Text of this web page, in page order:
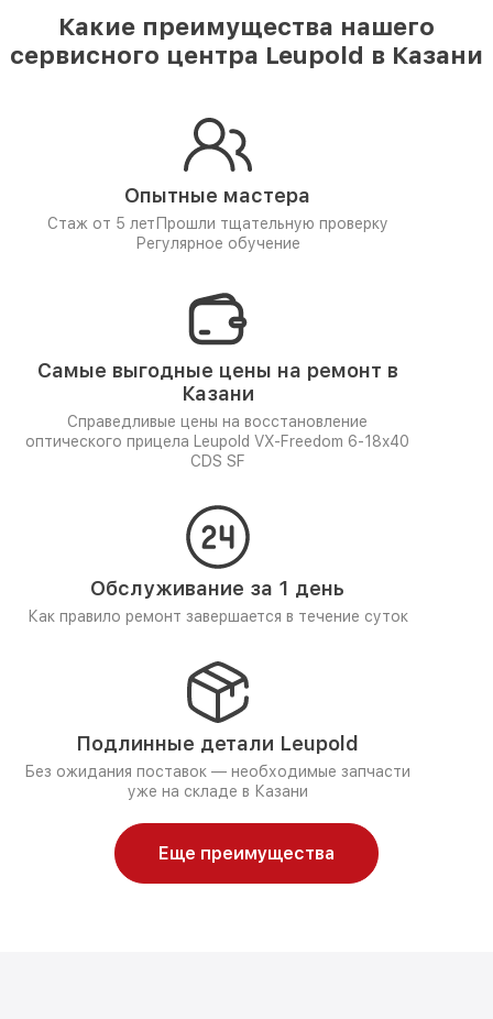
Какие преимущества нашего
сервисного центра Leupold в Казани
Опытные мастера
Стаж от 5 лет Прошли тщательную проверку
Регулярное обучение
Самые выгодные цены на ремонт в
Казани
Справедливые цены на восстановление
оптического прицела Leupold VX-Freedom 6-18x40
CDS SF
Обслуживание за 1 день
Как правило ремонт завершается в течение суток
Подлинные детали Leupold
Без ожидания поставок — необходимые запчасти
уже на складе в Казани
Еще преимущества